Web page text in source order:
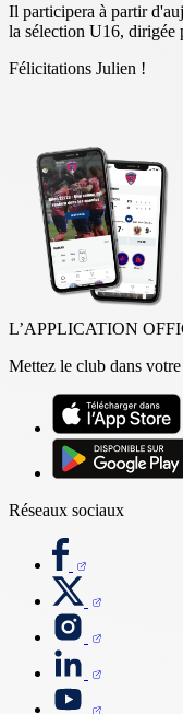
Il participera à partir
la sélection U16, dirigée
Félicitations Julien !
L’APPLICATION
Mettez le club dans
Réseaux sociaux